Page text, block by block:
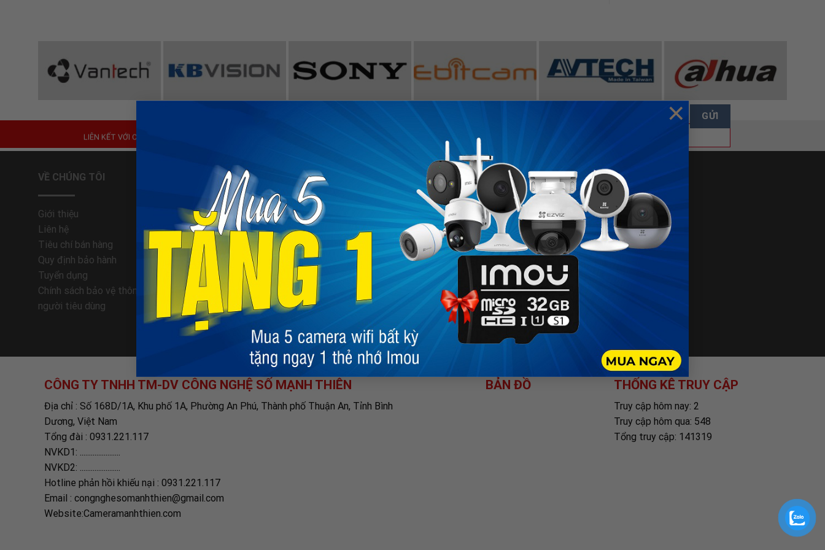
×
LIÊN KẾT VỚI CHÚNG
VỀ CHÚNG TÔI
Giới thiệu
Liên hệ
Tiêu chí bán hàng
Quy định bảo hành
Tuyển dụng
Chính sách bảo vệ thông tin cá nhân của
người tiêu dùng
HỔ TRỢ KHÁCH HÀNG
Trung tâm hổ trợ
Phương thức thanh toán
Hướng dẫn đặt hàng
Quy định bảo hành
Giao nhận hàng
Hướng dẫn đổi trả
Chính sách bảo hành
ĐỐI TÁC VẬN CHUYỂN
PHƯƠNG THỨC THANH TOÁN
FANPAGE
CÔNG TY TNHH TM-DV CÔNG NGHỆ SỐ MẠNH THIÊN
Địa chỉ : Số 168D/1A, Khu phố 1A, Phường An Phú, Thành phố Thuận An, Tỉnh Bình
Dương, Việt Nam
Tổng đài : 0931.221.117
NVKD1: ......................
NVKD2: ......................
Hotline phản hồi khiếu nại : 0931.221.117
Email : congnghesomanhthien@gmail.com
Website:Cameramanhthien.com
BẢN ĐỒ THỐNG KÊ TRUY CẬP
Truy cập hôm nay: 2
Truy cập hôm qua: 548
Tổng truy cập: 141319